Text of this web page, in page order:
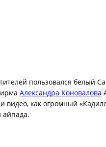
пользовался белый
Александра Коновалова
как огромный
айпада.